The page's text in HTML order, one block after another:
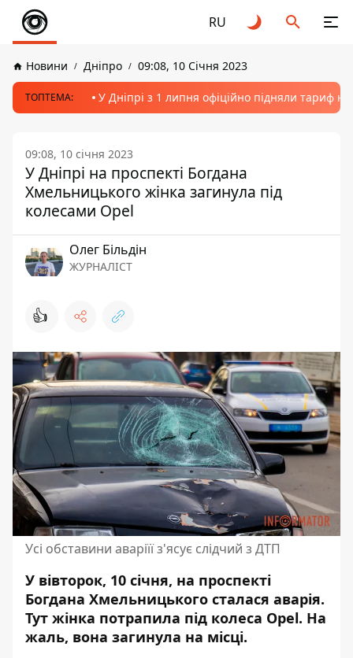
RU
Новини Дніпро 09:08, 10 Січня 2023
ТОПТЕМА: У Дніпрі з 1 липня офіційно підняли тариф
09:08, 10 січня 2023
У Дніпрі на проспекті Богдана
Хмельницького жінка загинула під
колесами Opel
Олег Більдін
ЖУРНАЛІСТ
👍
Усі обставини аваріїї з'ясує слідчий з ДТП
У вівторок, 10 січня, на проспекті
Богдана Хмельницького сталася аварія.
Тут жінка потрапила під колеса Opel. На
жаль, вона загинула на місці.